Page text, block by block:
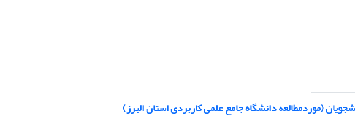
(موردمطالعه دانشگاه جامع علمی کاربردی استان البرز)